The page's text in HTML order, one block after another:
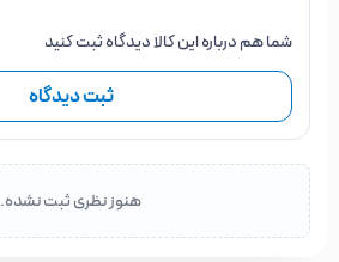
شما هم درباره این کالا دیدگاه ثبت کنید
ثبت دیدگاه
هنوز نظری ثبت نشده.